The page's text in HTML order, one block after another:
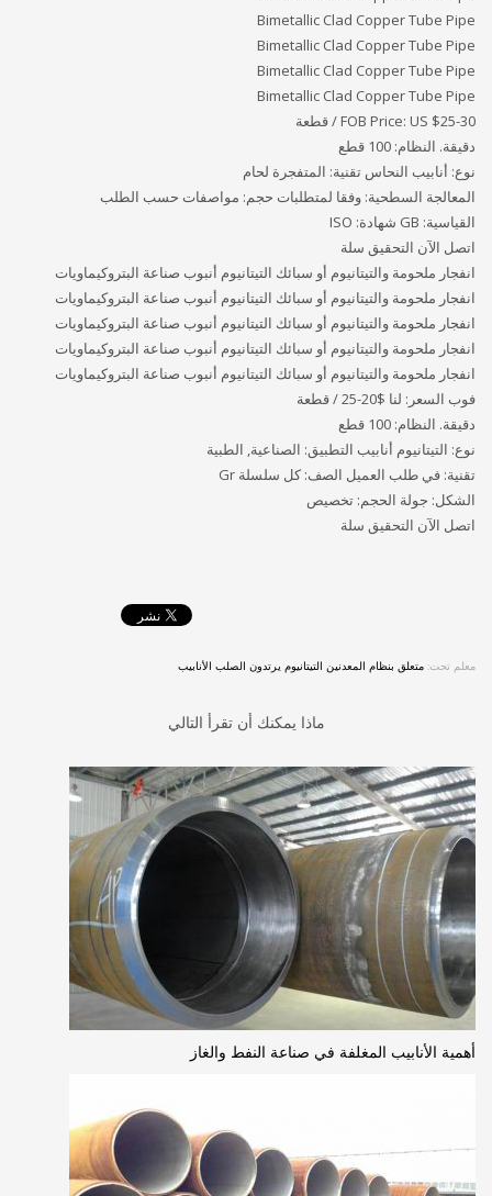
Bimetallic Clad Copper Tube Pipe
Bimetallic Clad Copper Tube Pipe
Bimetallic Clad Copper Tube Pipe
Bimetallic Clad Copper Tube Pipe
FOB Price: US $25-30 / قطعة
دقيقة. النظام: 100 قطع
نوع: أنابيب النحاس تقنية: المتفجرة لحام
المعالجة السطحية: وفقا لمتطلبات حجم: مواصفات حسب الطلب
القياسية: GB شهادة: ISO
اتصل الآن التحقيق سلة
انفجار ملحومة والتيتانيوم أو سبائك التيتانيوم أنبوب صناعة البتروكيماويات
انفجار ملحومة والتيتانيوم أو سبائك التيتانيوم أنبوب صناعة البتروكيماويات
انفجار ملحومة والتيتانيوم أو سبائك التيتانيوم أنبوب صناعة البتروكيماويات
انفجار ملحومة والتيتانيوم أو سبائك التيتانيوم أنبوب صناعة البتروكيماويات
انفجار ملحومة والتيتانيوم أو سبائك التيتانيوم أنبوب صناعة البتروكيماويات
فوب السعر: لنا $20-25 / قطعة
دقيقة. النظام: 100 قطع
نوع: التيتانيوم أنابيب التطبيق: الصناعية, الطبية
تقنية: في طلب العميل الصف: كل سلسلة Gr
الشكل: جولة الحجم: تخصيص
اتصل الآن التحقيق سلة
معلم تحت: متعلق بنظام المعدنين التيتانيوم يرتدون الصلب الأنابيب
ماذا يمكنك أن تقرأ التالي
أهمية الأنابيب المغلفة في صناعة النفط والغاز